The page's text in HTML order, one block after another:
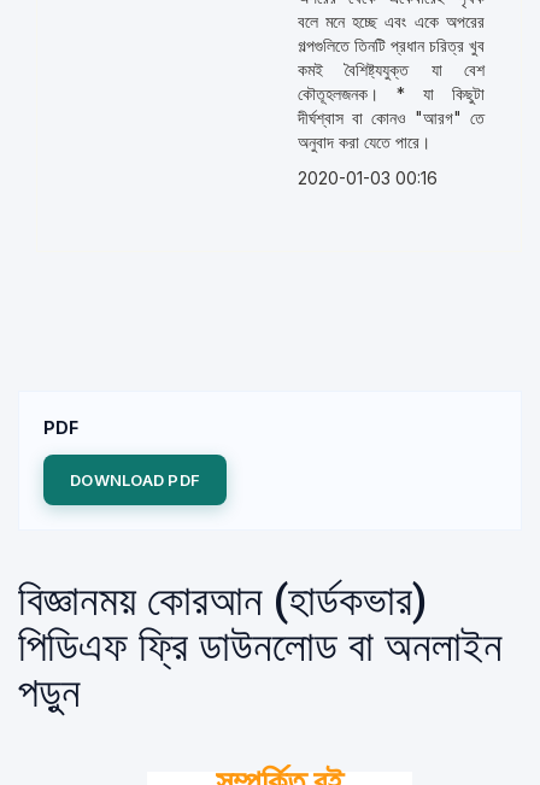
বলে মনে হচ্ছে এবং একে অপরের
গল্পগুলিতে তিনটি প্রধান চরিত্র খুব
কমই বৈশিষ্ট্যযুক্ত যা বেশ
কৌতূহলজনক। * যা কিছুটা
দীর্ঘশ্বাস বা কোনও "আরগ" তে
অনুবাদ করা যেতে পারে।
2020-01-03 00:16
PDF
DOWNLOAD PDF
বিজ্ঞানময় কোরআন (হার্ডকভার)
পিডিএফ ফ্রি ডাউনলোড বা অনলাইন
পড়ুন